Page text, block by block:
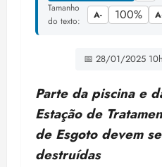
Tamanho
do texto:
A- 100%
📅 28/01/2025
Parte da piscina e
Estação de
de Esgoto devem
destruídas